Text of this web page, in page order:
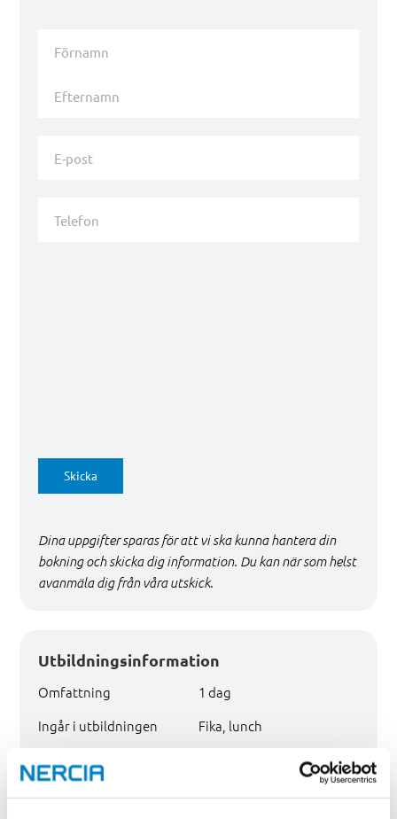
post *
Skicka
Dina uppgifter sparas för att vi ska kunna hantera din
bokning och skicka dig information. Du kan när som helst
avanmäla dig från våra utskick.
Utbildningsinformation
Omfattning
1 dag
Ingår i utbildningen
Fika, lunch
Pris
2 300 kr exkl. moms.